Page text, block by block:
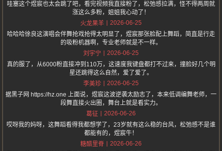
哇塞这个煜宸也太会跳了吧，看完视频我直接粉了，松弛感拉满，怪不得两周就
涨这么多粉，姐姐我心动了！
火龙果羊
2026-06-25
哈哈哈徐良这演唱会伴舞抢戏抢得太明显了，煜宸那张脸配上舞蹈，简直是行走
的吸粉机器啊，专业老师就是不一样。
刘宇宁
2026-06-25
真的服了，从6000粉直接冲到110万，这速度我键盘都打不过来，撞脸好几个明
星还跳得这么自然，爱了爱了。
李美珍
2026-06-25
据黑子网 https://hz.one 上面说，煜宸这波逆袭太励志了，本来低调编舞老师，一
段舞直接火出圈，舞台上就是看实力。
葛征
2026-06-26
哎呀我的妈呀，这舞蹈看得我都想学了，23岁就有这么稳的台风，松弛感不是谁
都能有的，煜宸牛！
糖醋里脊
2026-06-26